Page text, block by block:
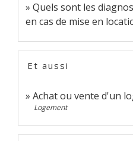
Quels sont les
en cas de mise en
Et aussi
Achat ou vente d'un
Logement